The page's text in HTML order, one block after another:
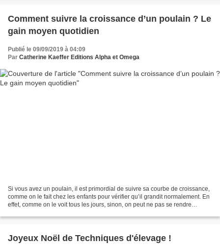
Comment suivre la croissance d’un poulain ? Le
gain moyen quotidien
Publié le 09/09/2019 à 04:09
Par Catherine Kaeffer Editions Alpha et Omega
Si vous avez un poulain, il est primordial de suivre sa courbe de croissance,
comme on le fait chez les enfants pour vérifier qu’il grandit normalement. En
effet, comme on le voit tous les jours, sinon, on peut ne pas se rendre
Joyeux Noël de Techniques d'élevage !